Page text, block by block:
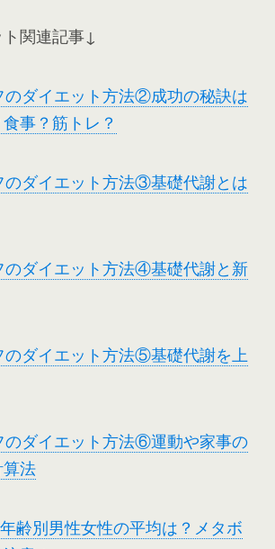
関連記事↓
のダイエット方法②成功の秘訣は
事？筋トレ？
のダイエット方法③基礎代謝とは
のダイエット方法④基礎代謝と新
のダイエット方法⑤基礎代謝を上
のダイエット方法⑥運動や家事の
法
齢別男性女性の平均は？メタボ